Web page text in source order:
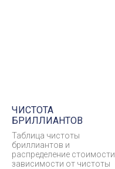
ЧИСТОТА
БРИЛЛИАНТОВ
Таблица чистоты
бриллиантов и
распределение
зависимости от чистоты